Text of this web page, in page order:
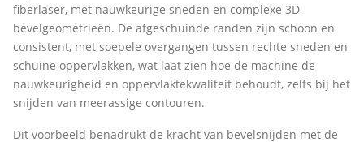
fiberlaser, met nauwkeurige sneden en complexe 3D-
bevelgeometrieën. De afgeschuinde randen zijn schoon en
consistent, met soepele overgangen tussen rechte sneden en
schuine oppervlakken, wat laat zien hoe de machine de
nauwkeurigheid en oppervlaktekwaliteit behoudt, zelfs bij het
snijden van meerassige contouren.
Dit voorbeeld benadrukt de kracht van bevelsnijden met de